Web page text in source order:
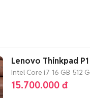
Lenovo Thinkpad
Intel Core i7 16 GB 512
15.700.000 đ